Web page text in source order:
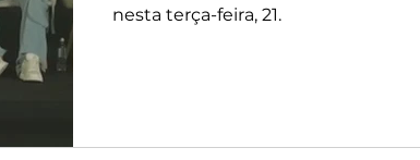
nesta terça-feira, 21.